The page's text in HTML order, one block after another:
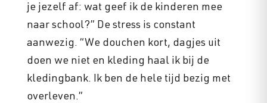
je jezelf af: wat geef ik de kinderen mee
naar school?” De stress is constant
aanwezig. “We douchen kort, dagjes uit
doen we niet en kleding haal ik bij de
kledingbank. Ik ben de hele tijd bezig met
overleven.”